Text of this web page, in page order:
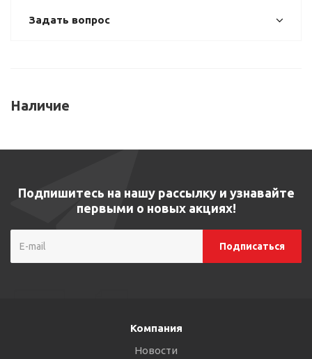
Задать вопрос
Наличие
Подпишитесь на нашу рассылку и узнавайте
первыми о новых акциях!
Компания
Новости